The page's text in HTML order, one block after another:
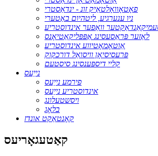
פאָטאָוואָלטאַיק זונ - ינדאַסטרי
ניו ענערגיע, ליטהיום באַטערי
וואַפער אינדוסטריע
לאַזער פּראַסעסינג אַפּפּליקאַטיאָנס
אַוטאָמאָטיווע אינדוסטריע
פּרעסיסיאָן וויסואַל דורכקוק
קליי דיספּענסינג סיסטעם
נייַעס
פירמע נייַעס
אינדוסטריע נייַעס
ויסשטעלונג
בלאָג
קאָנטאַקט אונדז
קאַטעגאָריעס